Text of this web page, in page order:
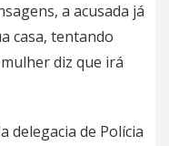
a acusada já
casa, tentando
diz que irá
delegacia de Polícia